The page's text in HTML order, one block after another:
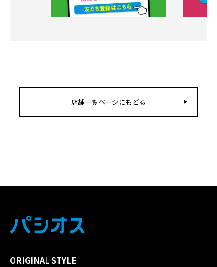
店舗一覧ページにもどる
ORIGINAL STYLE